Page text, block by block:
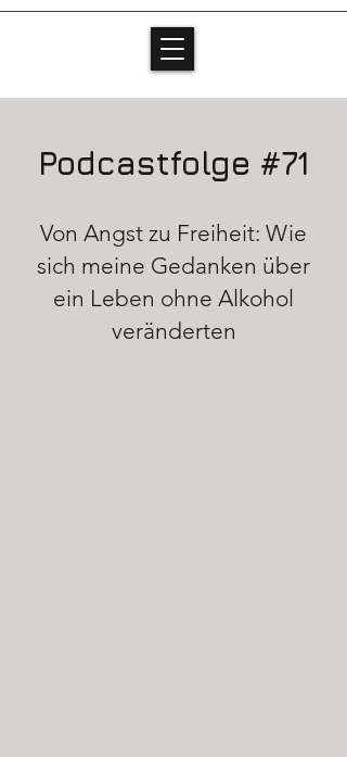
Podcastfolge #71
Von Angst zu Freiheit: Wie
sich meine Gedanken über
ein Leben ohne Alkohol
veränderten